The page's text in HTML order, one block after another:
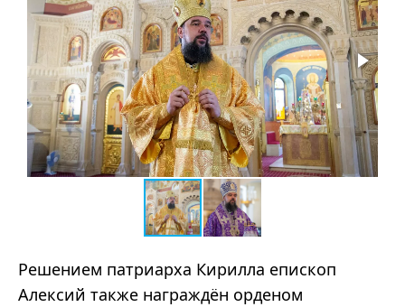
Решением патриарха Кирилла епископ
Алексий также награждён орденом